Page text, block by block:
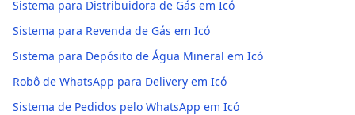
Sistema para Distribuidora de Gás em Icó
Sistema para Revenda de Gás em Icó
Sistema para Depósito de Água Mineral em Icó
Robô de WhatsApp para Delivery em Icó
Sistema de Pedidos pelo WhatsApp em Icó